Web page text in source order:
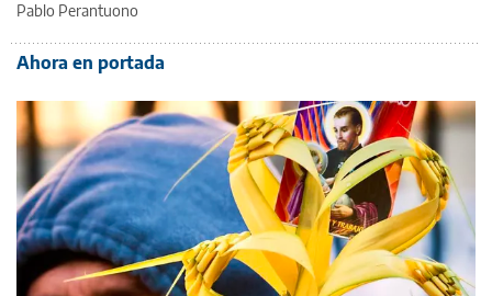
Pablo Perantuono
Ahora en portada